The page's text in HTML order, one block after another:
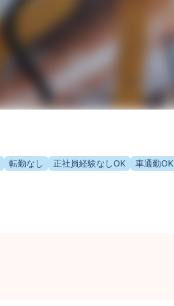
転勤なし 正社員経験なしOK 車通勤OK